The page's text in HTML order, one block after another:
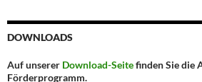
DOWNLOADS
Auf unserer Download-Seitefinden Sie die
Förderprogramm.